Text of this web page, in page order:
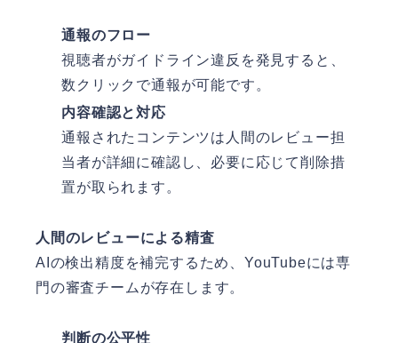
通報のフロー
視聴者がガイドライン違反を発見すると、
数クリックで通報が可能です。
内容確認と対応
通報されたコンテンツは人間のレビュー担
当者が詳細に確認し、必要に応じて削除措
置が取られます。
人間のレビューによる精査
AIの検出精度を補完するため、YouTubeには専
門の審査チームが存在します。
判断の公平性